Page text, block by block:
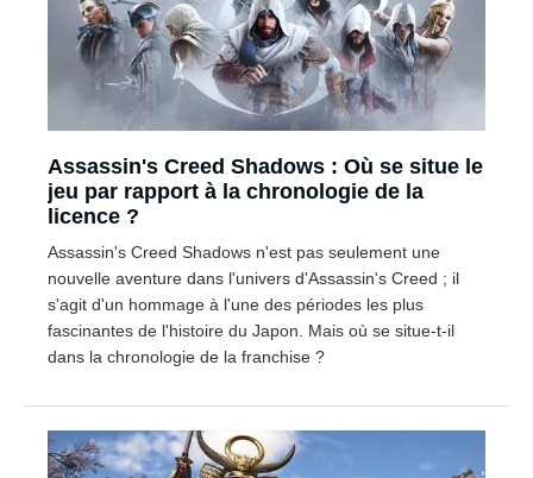
Assassin's Creed Shadows : Où se situe le
jeu par rapport à la chronologie de la
licence ?
Assassin's Creed Shadows n'est pas seulement une
nouvelle aventure dans l'univers d'Assassin's Creed ; il
s'agit d'un hommage à l'une des périodes les plus
fascinantes de l'histoire du Japon. Mais où se situe-t-il
dans la chronologie de la franchise ?